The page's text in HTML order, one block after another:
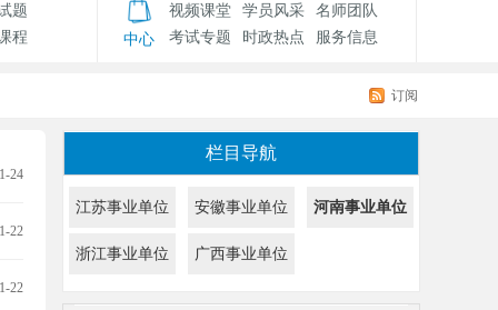
题
程 中心
视频课堂 学员风采
名师团队
考试专题
时政热点 服务信息
订阅
24
22
22
栏目导航
江苏事业单位 安徽事业单位 河南事业单位
浙江事业单位 广西事业单位